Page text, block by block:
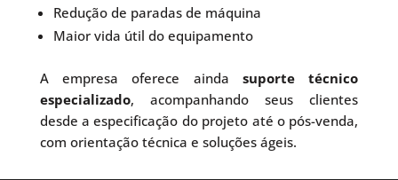
Redução de paradas de máquina
Maior vida útil do equipamento
A empresa oferece ainda suporte técnico
especializado, acompanhando seus clientes
desde a especificação do projeto até o pós-venda,
com orientação técnica e soluções ágeis.